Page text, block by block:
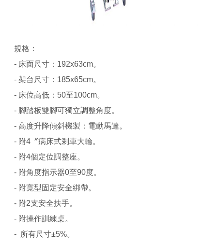
規格：
- 床面尺寸：192x63cm。
- 架台尺寸：185x65cm。
- 床位高低：50至100cm。
- 腳踏板雙腳可獨立調整角度。
- 高度升降傾斜機製：電動馬達。
- 附4〞病床式剎車大輪。
- 附4個定位調整座。
- 附角度指示器0至90度。
- 附寬型固定安全綁帶。
- 附2支安全扶手。
- 附操作訓練桌。
- 所有尺寸±5%。